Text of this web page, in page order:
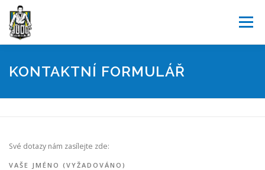
Přeskočit
obsah
Menu
JUDO O NÁS AKTUALITY KALENDÁŘ
KONTAKTNÍ FORMULÁŘ
Své dotazy nám zasílejte zde:
VAŠE JMÉNO (VYŽADOVÁNO)